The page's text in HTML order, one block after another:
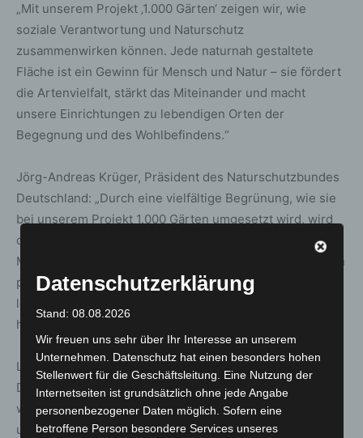
„Mit unserem Projekt ‚1.000 Gärten‘ zeigen wir, wie
soziale Verantwortung und Naturschutz
zusammenwirken können. Jede naturnah gestaltete
Fläche ist ein Gewinn für Mensch und Natur – sie fördert
die Artenvielfalt, stärkt das Miteinander und macht
unsere Einrichtungen zu lebendigen Orten der
Begegnung und des Wohlbefindens.“
Jörg-Andreas Krüger, Präsident des Naturschutzbundes
Deutschland: „Durch eine vielfältige Begrünung, wie sie
bei unserem Projekt 1.000 Gärten umgesetzt wird, wird
die Biodiversität in der Umgebung vergrößert, das
Mikroklima und die Lebensqualität der Menschen werden
positiv beeinflusst. Naturnahe Gärten und Grünflächen
leisten einen wichtigen Beitrag für die Artenvielfalt und
helfen auch bei der Anpassung an die Klimakrise.“
Leopold von Bredow, Geschäftsführer der Fürst
Donnersmarck-Stiftung: „Mit dem Gartenprojekt schaffen
wir im P.A.N. Zentrum einen naturnahen Ort der Teilhabe
und Begegnung. Unsere Rehabilitand:innen sind nicht
Datenschutzerklärung
Stand: 08.08.2026
Wir freuen uns sehr über Ihr Interesse an unserem
Unternehmen. Datenschutz hat einen besonders hohen
Stellenwert für die Geschäftsleitung. Eine Nutzung der
Internetseiten ist grundsätzlich ohne jede Angabe
personenbezogener Daten möglich. Sofern eine
betroffene Person besondere Services unseres